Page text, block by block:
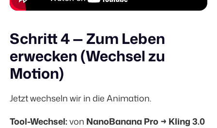
Schritt 4 — Zum Leben
erwecken (Wechsel zu
Motion)
Jetzt wechseln wir in die Animation.
Tool-Wechsel:von NanoBanana Pro → Kling 3.0